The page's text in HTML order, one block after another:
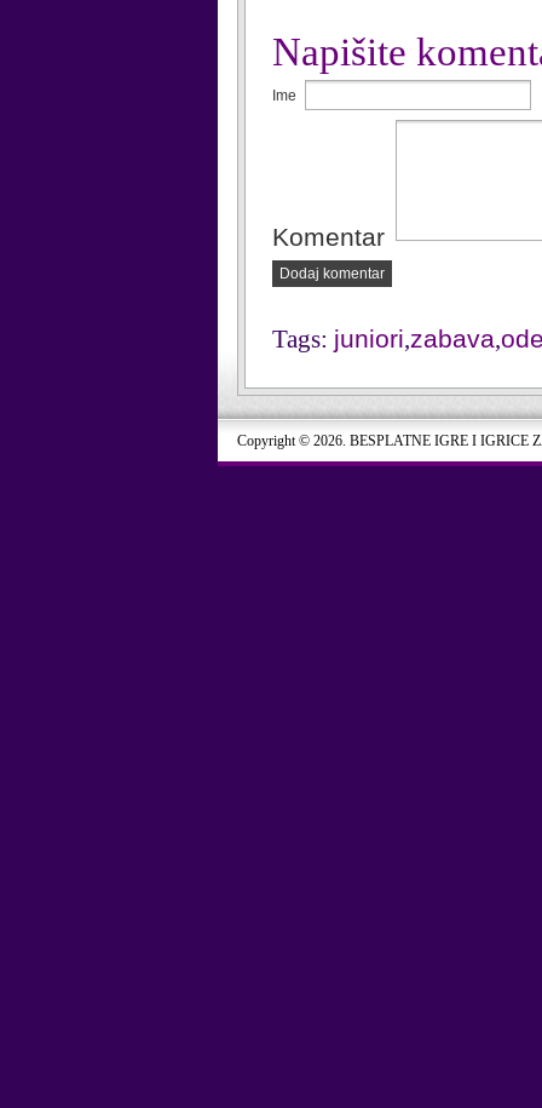
Napišite
Ime
Komentar
Dodaj komentar
Tags: juniori,zabava,
Copyright © 2026. BESPLATNE IGRE I IGRICE